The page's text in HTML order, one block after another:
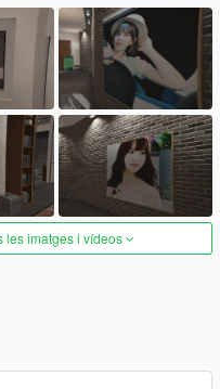
les imatges i vídeos